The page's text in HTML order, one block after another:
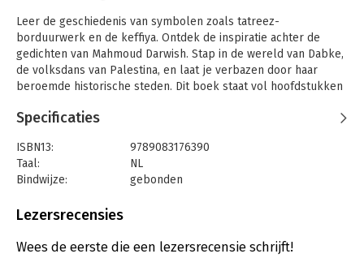
Leer de geschiedenis van symbolen zoals tatreez-
borduurwerk en de keffiya. Ontdek de inspiratie achter de
gedichten van Mahmoud Darwish. Stap in de wereld van Dabke,
de volksdans van Palestina, en laat je verbazen door haar
beroemde historische steden. Dit boek staat vol hoofdstukken
meer. Zo leren jonge lezers met plezier wat het nu precies
Specificaties
ISBN13:
9789083176390
Taal:
NL
Bindwijze:
gebonden
Uitgever:
Verschijningsdatum:
27-2-2025
Lezersrecensies
Wees de eerste die een lezersrecensie schrijft!